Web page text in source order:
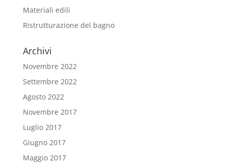
Materiali edili
Ristrutturazione del bagno
Archivi
Novembre 2022
Settembre 2022
Agosto 2022
Novembre 2017
Luglio 2017
Giugno 2017
Maggio 2017